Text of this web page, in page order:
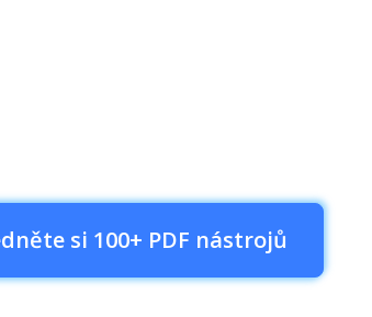
si 100+ PDF nástrojů